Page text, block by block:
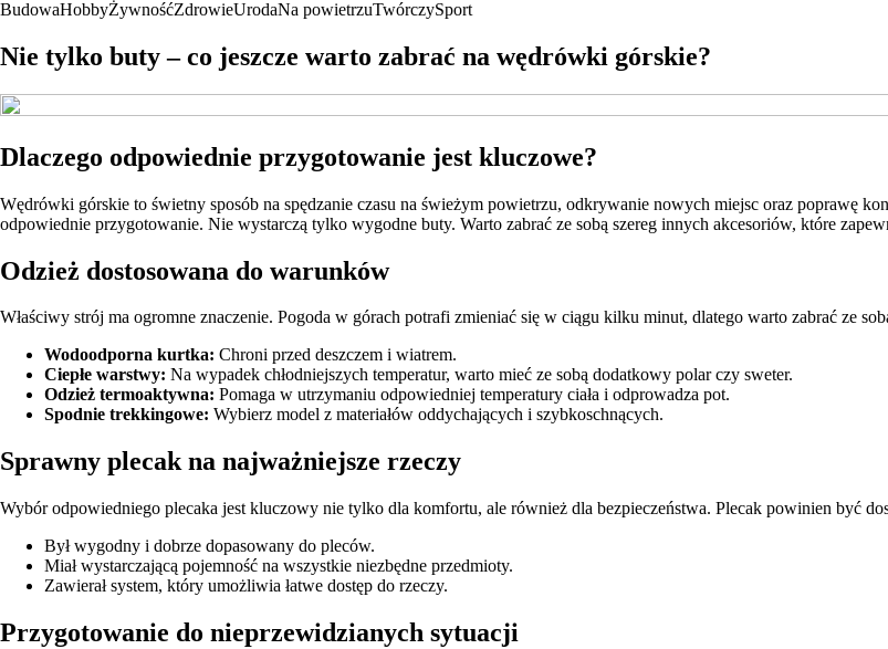
BudowaHobbyŻywnośćZdrowieUrodaNa powietrzuTwórczySport
Nie tylko buty – co jeszcze warto zabrać na wędrówki górskie?
Dlaczego odpowiednie przygotowanie jest kluczowe?
Wędrówki górskie to świetny sposób na spędzanie czasu na świeżym powietrzu, odkrywanie nowych miejsc oraz poprawę
odpowiednie przygotowanie. Nie wystarczą tylko wygodne buty. Warto zabrać ze sobą szereg innych akcesoriów, które
Odzież dostosowana do warunków
Właściwy strój ma ogromne znaczenie. Pogoda w górach potrafi zmieniać się w ciągu kilku minut, dlatego warto zabrać ze
Wodoodporna kurtka: Chroni przed deszczem i wiatrem.
Ciepłe warstwy: Na wypadek chłodniejszych temperatur, warto mieć ze sobą dodatkowy polar czy sweter.
Odzież termoaktywna: Pomaga w utrzymaniu odpowiedniej temperatury ciała i odprowadza pot.
Spodnie trekkingowe: Wybierz model z materiałów oddychających i szybkoschnących.
Sprawny plecak na najważniejsze rzeczy
Wybór odpowiedniego plecaka jest kluczowy nie tylko dla komfortu, ale również dla bezpieczeństwa. Plecak powinien być
Był wygodny i dobrze dopasowany do pleców.
Miał wystarczającą pojemność na wszystkie niezbędne przedmioty.
Zawierał system, który umożliwia łatwe dostęp do rzeczy.
Przygotowanie do nieprzewidzianych sytuacji